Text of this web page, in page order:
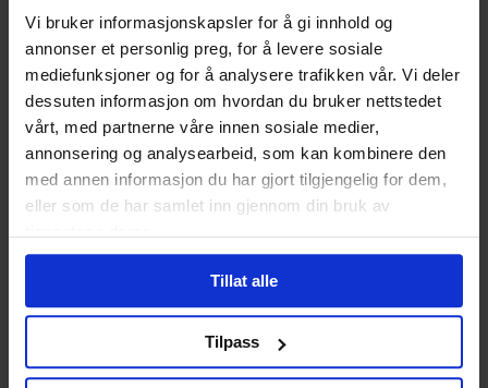
Vi bruker informasjonskapsler for å gi innhold og
annonser et personlig preg, for å levere sosiale
mediefunksjoner og for å analysere trafikken vår. Vi deler
dessuten informasjon om hvordan du bruker nettstedet
vårt, med partnerne våre innen sosiale medier,
annonsering og analysearbeid, som kan kombinere den
med annen informasjon du har gjort tilgjengelig for dem,
eller som de har samlet inn gjennom din bruk av
Tillat alle
Tilpass
Hvis første uke har gått greit kan du oppjustere til
behandling en gang daglig. Effekten kommer i løpet av et
par uker.
Ved plagsomme bivirkninger med rødme og irritasjon bør
doseintervallet forlenges eller dosen reduseres.
Ta kontakt
Husk at du alltid kan ta kontakt med Nettlegevakt via chat
på siden vår.
Retirides kan også brukes mot kviser (acne), les mer